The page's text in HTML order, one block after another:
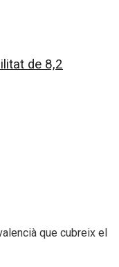
de 8,2
que cubreix el